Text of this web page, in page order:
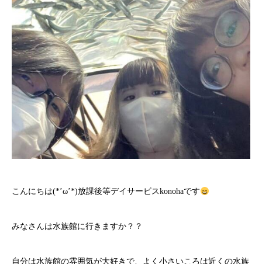
こんにちは(*’ω’*)放課後等デイサービスkonohaです
みなさんは水族館に行きますか？？
自分は水族館の雰囲気が大好きで、よく小さいころは近くの水族